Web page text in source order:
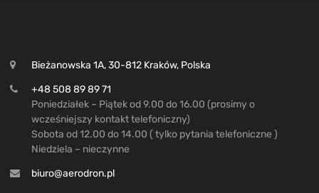
Bieżanowska 1A, 30-812 Kraków, Polska
+48 508 89 89 71
Poniedziałek – Piątek od 9.00 do 16.00 (prosimy o
wcześniejszy kontakt telefoniczny)
Sobota od 12.00 do 14.00 ( tylko pytania telefoniczne )
Niedziela – nieczynne
biuro@aerodron.pl